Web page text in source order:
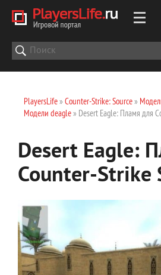
PlayersLife» Counter-Strike: Source»
Модели deagle» Desert Eagle: Пламя для
Desert Eagle:
Counter-Strike